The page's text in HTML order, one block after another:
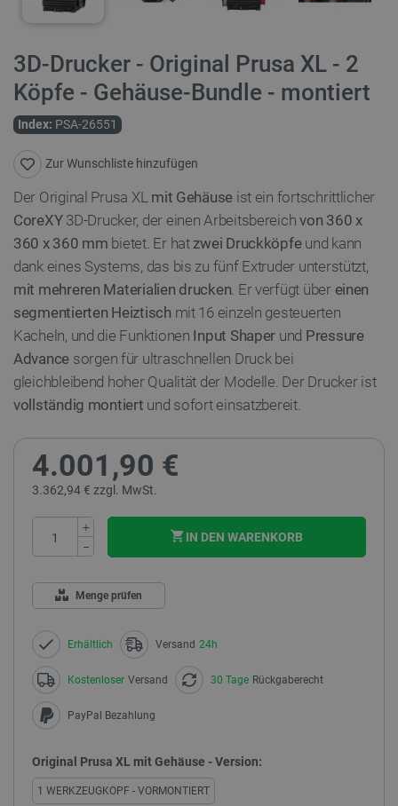
3D-Drucker - Original Prusa XL - 2
Köpfe - Gehäuse-Bundle - montiert
Index: PSA-26551
Zur Wunschliste hinzufügen
Der Original Prusa XL mit Gehäuse ist ein fortschrittlicher
CoreXY3D-Drucker, der einen Arbeitsbereichvon 360 x
360 x 360 mm bietet. Er hatzwei Druckköpfeund kann
dank eines Systems, das bis zu fünf Extruder unterstützt,
mit mehreren Materialien drucken. Er verfügt über einen
segmentierten Heiztisch mit 16 einzeln gesteuerten
Kacheln, und die Funktionen Input Shaper und Pressure
Advance sorgen für ultraschnellen Druck bei
gleichbleibend hoher Qualität der Modelle. Der Drucker ist
vollständig montiert und sofort einsatzbereit.
4.001,90 €
3.362,94 € zzgl. MwSt.
+
−
IN DEN WARENKORB
Menge prüfen
Erhältlich Versand 24h
Kostenloser Versand 30 Tage Rückgaberecht
PayPal Bezahlung
Original Prusa XL mit Gehäuse - Version:
1 WERKZEUGKOPF - VORMONTIERT